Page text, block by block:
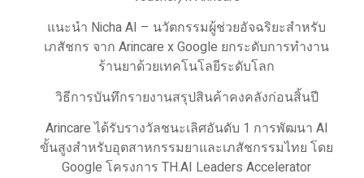
แนะนำ Nicha AI – นวัตกรรมผู้ช่วยอัจฉริยะสำหรับ
เภสัชกร จาก Arincare x Google ยกระดับการทำงาน
ร้านยาด้วยเทคโนโลยีระดับโลก
วิธีการบันทึกรายงานสรุปสินค้าคงคลังก่อนสิ้นปี
Arincare ได้รับรางวัลชนะเลิศอันดับ 1 การพัฒนา AI
ขั้นสูงสำหรับอุตสาหกรรมยาและเภสัชกรรมไทย โดย
Google โครงการ TH.AI Leaders Accelerator